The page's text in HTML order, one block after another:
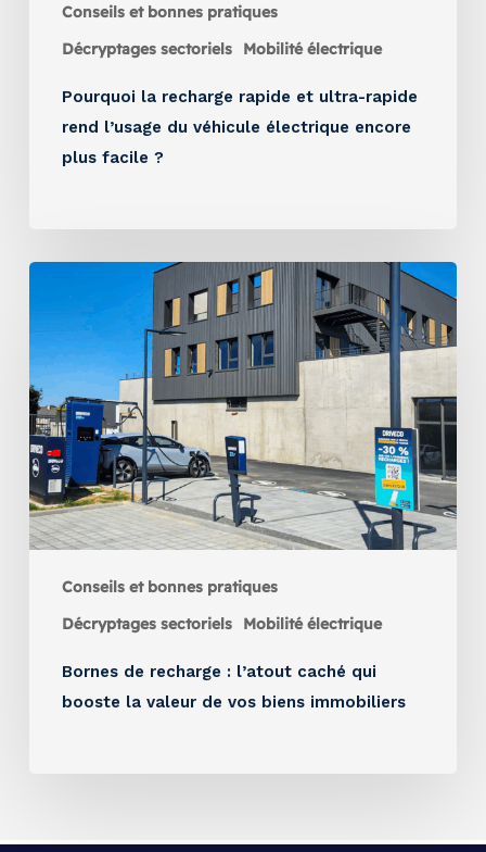
Conseils et bonnes pratiques
Décryptages sectoriels
Mobilité électrique
Pourquoi la recharge rapide et ultra-rapide
rend l’usage du véhicule électrique encore
plus facile ?
Conseils et bonnes pratiques
Décryptages sectoriels
Mobilité électrique
Bornes de recharge : l’atout caché qui
booste la valeur de vos biens immobiliers